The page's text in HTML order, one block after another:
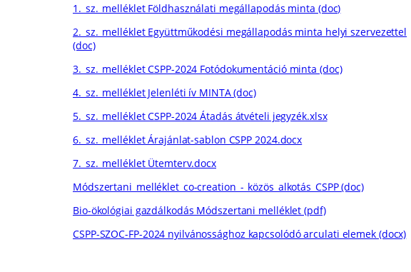
1._sz._melléklet Földhasználati megállapodás minta (doc)
2._sz._melléklet Együttműkodési megállapodás minta helyi szervezettel
(doc)
3._sz._melléklet CSPP-2024 Fotódokumentáció minta (doc)
4._sz._melléklet Jelenléti ív MINTA (doc)
5._sz._melléklet CSPP-2024 Átadás átvételi jegyzék.xlsx
6._sz._melléklet Árajánlat-sablon CSPP 2024.docx
7._sz._melléklet Ütemterv.docx
Módszertani_melléklet_co-creation_-_közös_alkotás_CSPP (doc)
Bio-ökológiai gazdálkodás Módszertani melléklet (pdf)
CSPP-SZOC-FP-2024 nyilvánossághoz kapcsolódó arculati elemek (docx)